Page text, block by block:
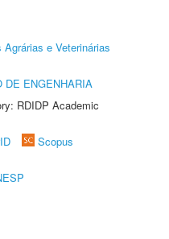
e Veterinárias
DE ENGENHARIA
RDIDP Academic
Scopus